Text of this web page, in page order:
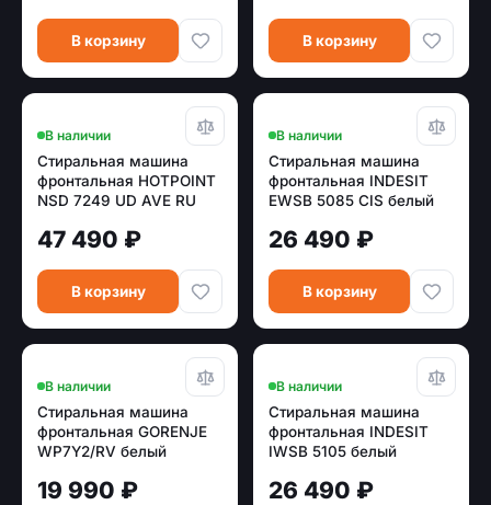
В корзину В корзину
В наличии
Стиральная машина
фронтальная HOTPOINT
NSD 7249 UD AVE RU
пар, дозагрузка)
47 490 ₽
В корзину
В наличии
Стиральная машина
фронтальная INDESIT
EWSB 5085 CIS белый
26 490 ₽
В корзину
В наличии
Стиральная машина
фронтальная GORENJE
WP7Y2/RV белый
19 990 ₽
В наличии
Стиральная машина
фронтальная INDESIT
IWSB 5105 белый
26 490 ₽